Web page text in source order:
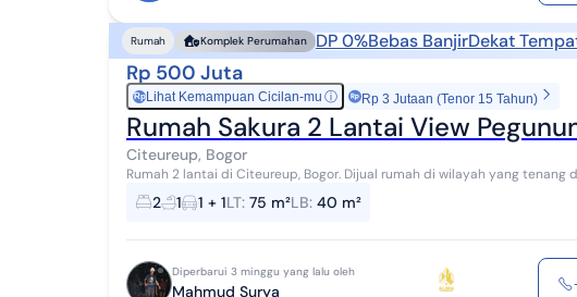
Rumah Komplek Perumahan DP 0%Bebas BanjirDekat
Rp 500 Juta
RpLihat Kemampuan Cicilan-mu ⓘ Rp 3 Jutaan (Tenor 15 Tahun)
Rumah Sakura 2 Lantai View
Citeureup, Bogor
Rumah 2 lantai di Citeureup, Bogor. Dijual rumah di wilayah yang tenang dengan pemandangan Lokasi
Pinggiran Kota. Properti 2 lantai bergaya minima...
2 1 1 + 1LT: 75 m²LB: 40 m²
Diperbarui 3 minggu yang lalu oleh
Mahmud Surya